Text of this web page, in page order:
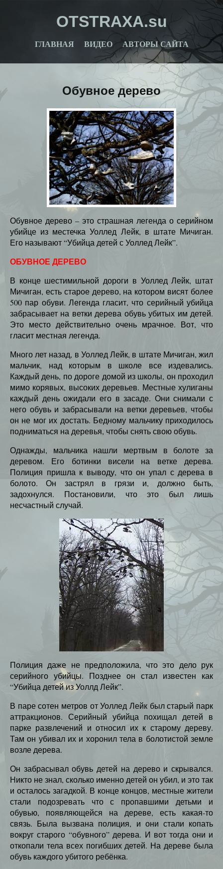
OTSTRAXA.su
ГЛАВНАЯ ВИДЕО АВТОРЫ САЙТА
Обувное дерево
Обувное дерево – это страшная легенда о серийном
убийце из местечка Уоллед Лейк, в штате Мичиган.
Его называют “Убийца детей с Уоллед Лейк”.
ОБУВНОЕ ДЕРЕВО
В конце шестимильной дороги в Уоллед Лейк, штат
Мичиган, есть старое дерево, на котором висят более
500 пар обуви. Легенда гласит, что серийный убийца
забрасывает на ветки дерева обувь убитых им детей.
Это место действительно очень мрачное. Вот, что
гласит местная легенда.
Много лет назад, в Уоллед Лейк, в штате Мичиган, жил
мальчик, над которым в школе все издевались.
Каждый день, по дороге домой из школы, он проходил
мимо корявых, высоких деревьев. Местные хулиганы
каждый день ожидали его в засаде. Они снимали с
него обувь и забрасывали на ветки деревьев, чтобы
он не мог их достать. Бедному мальчику приходилось
подниматься на деревья, чтобы снять свою обувь.
Однажды, мальчика нашли мертвым в болоте за
деревом. Его ботинки висели на ветке дерева.
Полиция пришла к выводу, что он упал с дерева в
болото. Он застрял в грязи и, должно быть,
задохнулся. Постановили, что это был лишь
несчастный случай.
Полиция даже не предположила, что это дело рук
серийного убийцы. Позднее он стал известен как
“Убийца детей из Уоллд Лейк”.
В паре сотен метров от Уоллед Лейк был старый парк
аттракционов. Серийный убийца похищал детей в
парке развлечений и относил их к старому дереву.
Там он убивал их и хоронил тела в болотистой земле
возле дерева.
Он забрасывал обувь детей на дерево и скрывался.
Никто не знал, сколько именно детей он убил, и это так
и осталось загадкой. В конце концов, местные жители
стали подозревать что с пропавшими детьми и
обувью, появляющейся на дереве, есть какая-то
связь. Была вызвана полиция, и они стали копать
вокруг старого “обувного” дерева. И вот тогда они и
откопали тела всех погибших детей. На дереве была
обувь каждого убитого ребёнка.